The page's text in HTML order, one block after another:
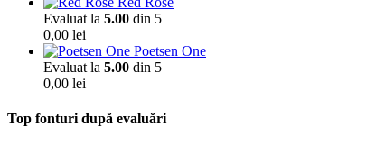
Evaluat la 5.00 din 5
0,00 lei
Poetsen One
Evaluat la 5.00 din 5
0,00 lei
Top fonturi după evaluări